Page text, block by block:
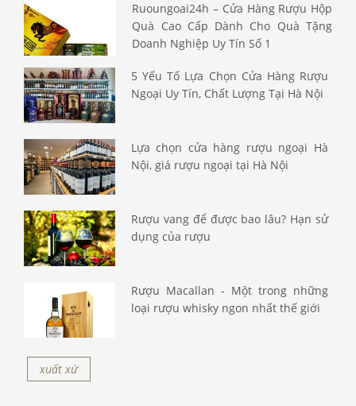
Ruoungoai24h – Cửa Hàng Rượu Hộp
Quà Cao Cấp Dành Cho Quà Tặng
Doanh Nghiệp Uy Tín Số 1
5 Yếu Tố Lựa Chọn Cửa Hàng Rượu
Ngoại Uy Tín, Chất Lượng Tại Hà Nội
Lựa chọn cửa hàng rượu ngoại Hà
Nội, giá rượu ngoại tại Hà Nội
Rượu vang để được bao lâu? Hạn sử
dụng của rượu
Rượu Macallan - Một trong những
loại rượu whisky ngon nhất thế giới
xuất xứ